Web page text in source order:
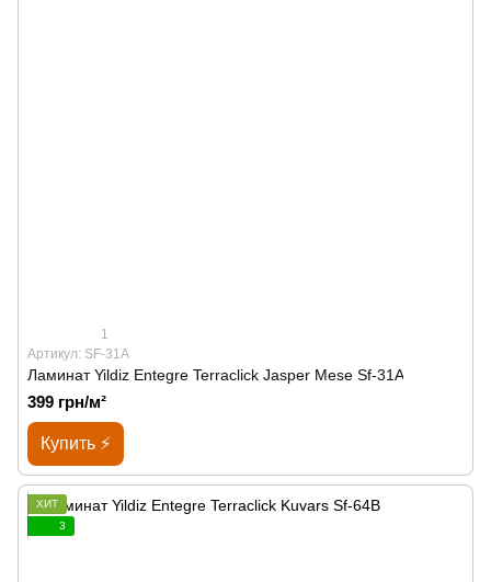
1
Артикул: SF-31A
Ламинат Yildiz Entegre Terraclick Jasper Mese Sf-31A
399 грн/м²
Купить ⚡
ХИТ
3